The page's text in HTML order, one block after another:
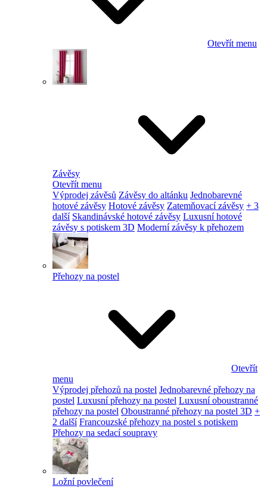
Otevřít menu
Závěsy
Otevřít menu
Výprodej závěsů Závěsy do altánku Jednobarevné
hotové závěsy Hotové závěsy Zatemňovací závěsy + 3
další Skandinávské hotové závěsy Luxusní hotové
závěsy s potiskem 3D Moderní závěsy k přehozem
Přehozy na postel
Otevřít
menu
Výprodej přehozů na postel Jednobarevné přehozy na
postel Luxusní přehozy na postel Luxusní oboustranné
přehozy na postel Oboustranné přehozy na postel 3D +
2 další Francouzské přehozy na postel s potiskem
Přehozy na sedací soupravy
Ložní povlečení